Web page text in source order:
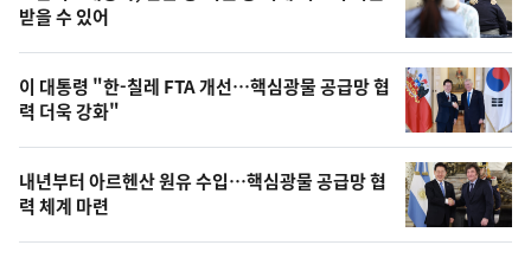
상
오
늘
의
사
진
받을 수 있어
이 대통령 "한-칠레 FTA 개선…핵심광물 공급망 협
력 더욱 강화"
내년부터 아르헨산 원유 수입…핵심광물 공급망 협
력 체계 마련